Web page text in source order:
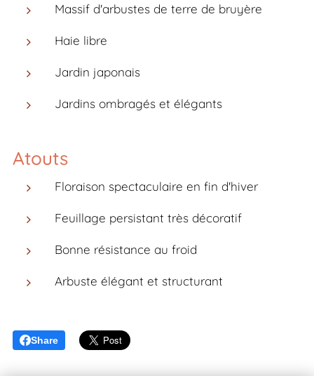
Massif d'arbustes de terre de bruyère
Haie libre
Jardin japonais
Jardins ombragés et élégants
Atouts
Floraison spectaculaire en fin d'hiver
Feuillage persistant très décoratif
Bonne résistance au froid
Arbuste élégant et structurant
Share